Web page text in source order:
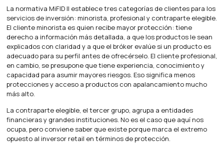
La normativa MiFID II establece tres categorías de clientes para los
servicios de inversión: minorista, profesional y contraparte elegible.
El cliente minorista es quien recibe mayor protección: tiene
derecho a información más detallada, a que los productos le sean
explicados con claridad y a que el bróker evalúe si un producto es
adecuado para su perfil antes de ofrecérselo. El cliente profesional,
en cambio, se presupone que tiene experiencia, conocimiento y
capacidad para asumir mayores riesgos. Eso significa menos
protecciones y acceso a productos con apalancamiento mucho
más alto.
La contraparte elegible, el tercer grupo, agrupa a entidades
financieras y grandes instituciones. No es el caso que aquí nos
ocupa, pero conviene saber que existe porque marca el extremo
opuesto al inversor retail en términos de protección.